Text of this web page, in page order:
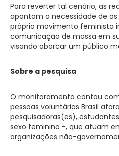
Para reverter tal cenário, as
apontam a necessidade de
próprio movimento feminista
comunicação de massa em
visando abarcar um público
Sobre a pesquisa
O monitoramento contou
pessoas voluntárias Brasil
pesquisadoras(es),
sexo feminino -, que atuam
organizações não-